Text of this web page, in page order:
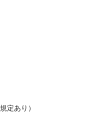
定あり）